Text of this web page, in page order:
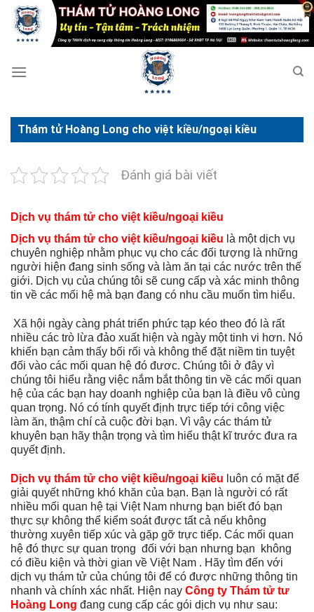
qua
Thám tử Hoàng Long cho việt kiều/ngoại kiều
Đánh giá bài viết
Dịch vụ thám tử cho việt kiều/ngoại kiều
Dịch vụ thám tử cho việt kiều/ngoại kiều là một dịch vụ
chuyên nghiệp nhằm phục vụ cho các đối tượng là những
người hiện đang sinh sống và làm ăn tại các nước trên thế
giới. Dịch vụ của chúng tôi sẽ cung cấp và xác minh thông
tin về các mối hệ mà bạn đang có nhu cầu muốn tìm hiểu.
Xã hội ngày càng phát triển phức tạp kéo theo đó là rất
nhiều các trò lừa đảo xuất hiện và ngày một tinh vi hơn. Nó
khiến bạn cảm thấy bối rối và không thể đặt niềm tin tuyệt
đối vào các mối quan hệ đó đươc. Chúng tôi ở đây vì
chúng tôi hiểu rằng việc nắm bắt thông tin về các mối quan
hệ của các bạn hay doanh nghiệp của bạn là điều vô cùng
quan trọng. Nó có tính quyết định trực tiếp tới công việc
làm ăn, thậm chí cả cuộc đời bạn. Vì vậy các thám tử
khuyên bạn hãy thận trọng và tìm hiểu thật kĩ trước đưa ra
quyết định.
Dịch vụ thám tử cho việt kiều/ngoại kiều luôn có mặt để
giải quyết những khó khăn của bạn. Bạn là người có rất
nhiều mối quan hệ tại Việt Nam nhưng bạn biết đó bạn
thực sự không thể kiểm soát được tất cả nếu không
thường xuyên tiếp xúc và gặp gỡ trực tiếp. Các mối quan
hệ đó thực sự quan trọng đối với bạn nhưng bạn không
có điều kiện và thời gian về Việt Nam . Hãy tìm đến với
dịch vụ thám tử của chúng tôi để có được những thông tin
nhanh và chính xác nhất. Hiện nay Công ty Thám tử tư
Hoàng Long đang cung cấp các gói dịch vụ như sau: